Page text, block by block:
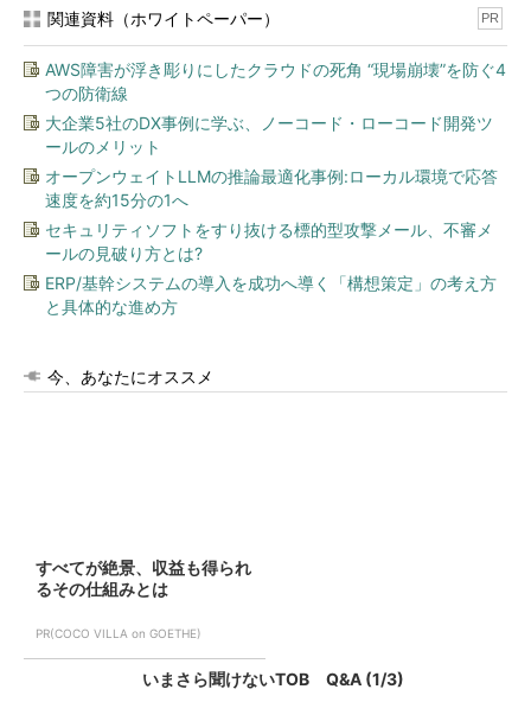
関連資料（ホワイトペーパー） PR
AWS障害が浮き彫りにしたクラウドの死角 “現場崩壊”を防ぐ4
つの防衛線
大企業5社のDX事例に学ぶ、ノーコード・ローコード開発ツ
ールのメリット
オープンウェイトLLMの推論最適化事例:ローカル環境で応答
速度を約15分の1へ
セキュリティソフトをすり抜ける標的型攻撃メール、不審メ
ールの見破り方とは?
ERP/基幹システムの導入を成功へ導く「構想策定」の考え方
と具体的な進め方
今、あなたにオススメ
すべてが絶景、収益も得られ
るその仕組みとは
PR(COCO VILLA on GOETHE)
いまさら聞けないTOB Q&A (1/3)